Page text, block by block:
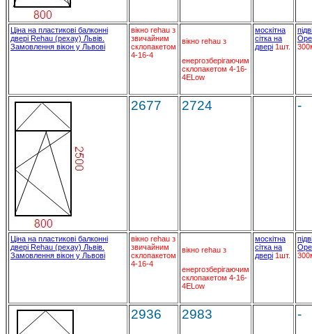
Ціна на пластикові балконні
двері Rehau (рехау) Львів.
Замовлення вікон у Львові
вікно rehau з
звичайним
склопакетом
4-16-4
вікно rehau з
енергозберігаючим
склопакетом 4-16-
4ELow
москітна
сітка на
двері 1шт.
2677 2724 -
Ціна на пластикові балконні
двері Rehau (рехау) Львів.
Замовлення вікон у Львові
вікно rehau з
звичайним
склопакетом
4-16-4
вікно rehau з
енергозберігаючим
склопакетом 4-16-
4ELow
москітна
сітка на
двері 1шт.
2936 2983 -